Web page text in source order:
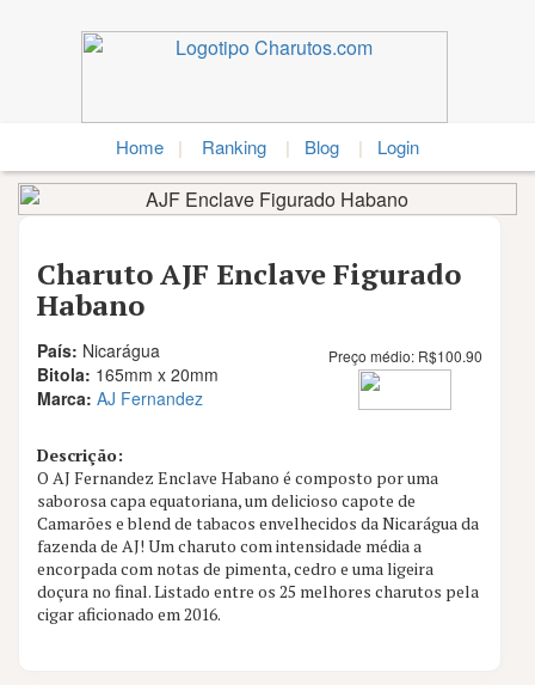
Home | Ranking | Blog | Login
Nota
9.4
11 aval.
Charuto AJF Enclave Figurado
Habano
País: Nicarágua
Bitola: 165mm x 20mm
Marca: AJ Fernandez
Preço médio: R$100.90
Descrição:
O AJ Fernandez Enclave Habano é composto por uma
saborosa capa equatoriana, um delicioso capote de
Camarões e blend de tabacos envelhecidos da Nicarágua da
fazenda de AJ! Um charuto com intensidade média a
encorpada com notas de pimenta, cedro e uma ligeira
doçura no final. Listado entre os 25 melhores charutos pela
cigar aficionado em 2016.